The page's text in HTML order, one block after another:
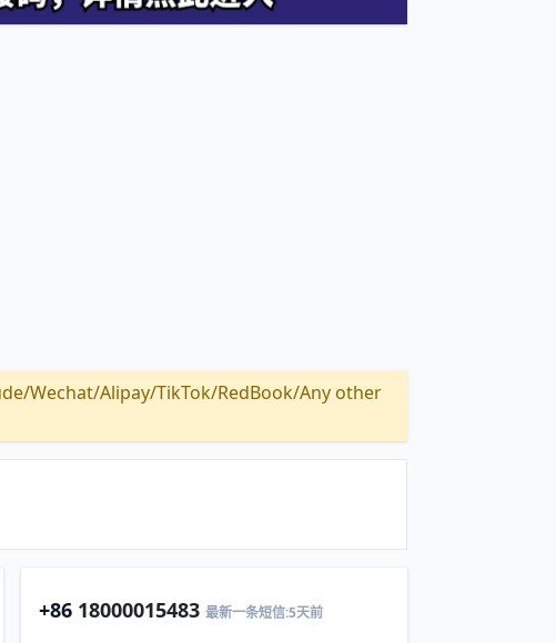
Wechat/Alipay/TikTok/RedBook/Any other
+86 18000015483 最新一条短信:5天前